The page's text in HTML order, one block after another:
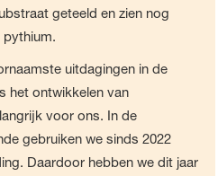
geteeld en zien nog
uitdagingen in de
het ontwikkelen van
voor ons. In de
gebruiken we sinds 2022
Daardoor hebben we dit jaar